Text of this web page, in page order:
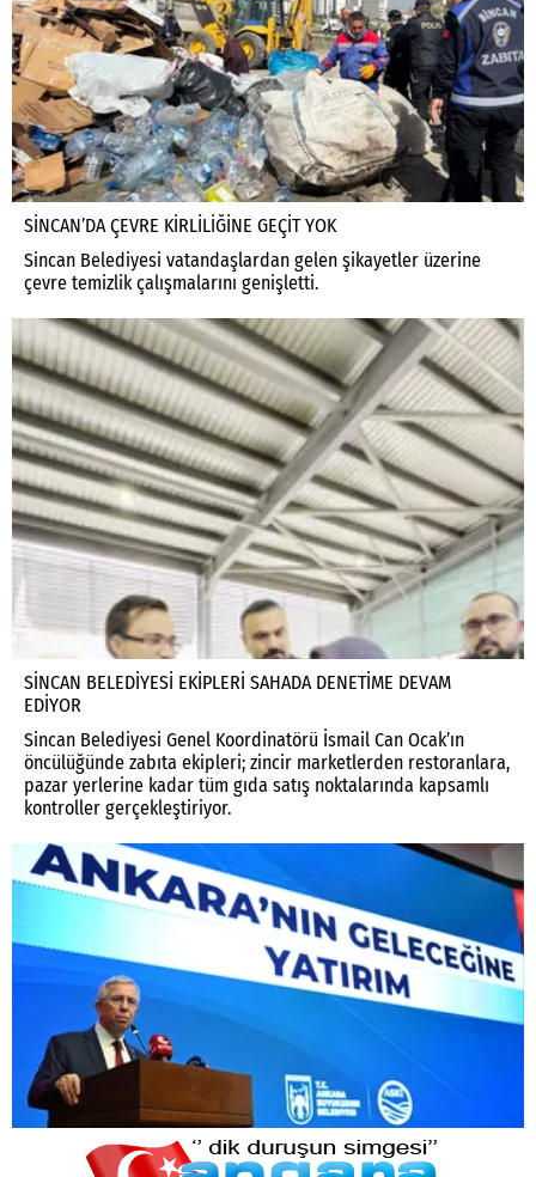
SİNCAN’DA ÇEVRE KİRLİLİĞİNE GEÇİT YOK
Sincan Belediyesi vatandaşlardan gelen şikayetler üzerine
çevre temizlik çalışmalarını genişletti.
SİNCAN BELEDİYESİ EKİPLERİ SAHADA DENETİME DEVAM
EDİYOR
Sincan Belediyesi Genel Koordinatörü İsmail Can Ocak’ın
öncülüğünde zabıta ekipleri; zincir marketlerden restoranlara,
pazar yerlerine kadar tüm gıda satış noktalarında kapsamlı
kontroller gerçekleştiriyor.